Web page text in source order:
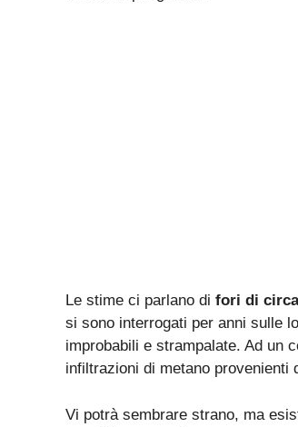
Le stime ci parlano di fori di
si sono interrogati per anni sulle
improbabili e strampalate. Ad un
infiltrazioni di metano provenienti
Vi potrà sembrare strano, ma